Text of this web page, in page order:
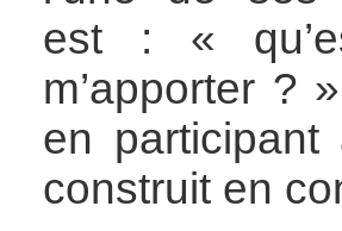
est : «
m’apporter ?
en
construit en